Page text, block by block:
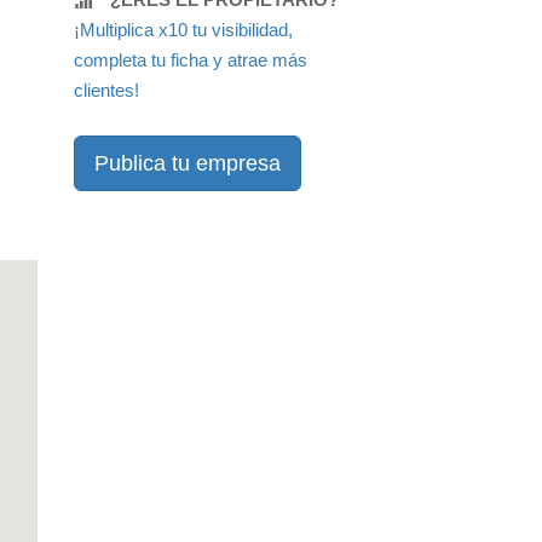
¡Multiplica x10 tu visibilidad,
completa tu ficha y atrae más
clientes!
Publica tu empresa